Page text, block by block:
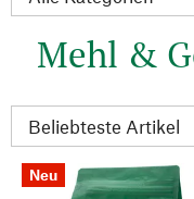
Mehl &
Neu